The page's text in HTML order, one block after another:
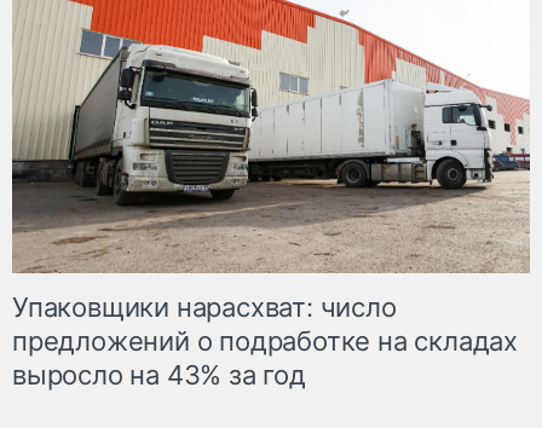
Упаковщики нарасхват: число
предложений о подработке на складах
выросло на 43% за год